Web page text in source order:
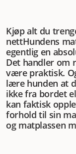
Kjøp alt du
nettHundens
egentlig en
Det handler om
være praktisk.
lære hunden at
ikke fra bordet
kan faktisk
forhold til sin
og matplassen